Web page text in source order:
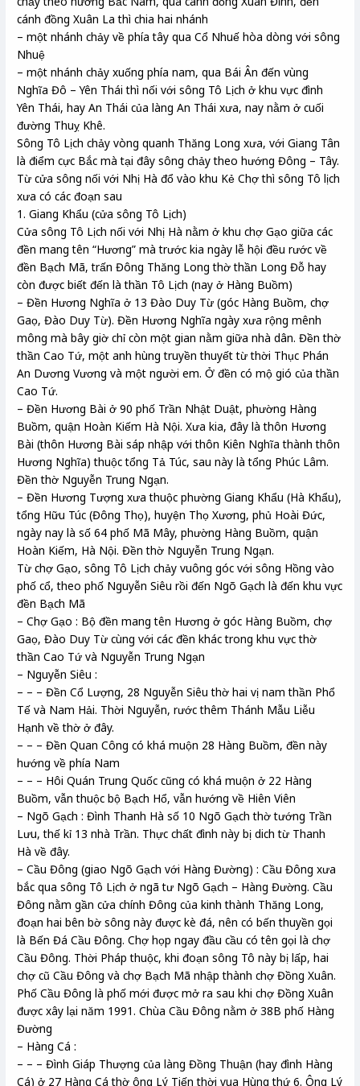
cánh đồng Xuân La thì chia hai nhánh
– một nhánh chảy về phía tây qua Cổ Nhuế hòa dòng với sông
Nhuệ
– một nhánh chảy xuống phía nam, qua Bái Ân đến vùng
Nghĩa Đô – Yên Thái thì nối với sông Tô Lịch ở khu vực đình
Yên Thái, hay An Thái của làng An Thái xưa, nay nằm ở cuối
đường Thuỵ Khê.
Sông Tô Lịch chảy vòng quanh Thăng Long xưa, với Giang Tân
là điểm cực Bắc mà tại đây sông chảy theo hướng Đông – Tây.
Từ cửa sông nối với Nhị Hà đổ vào khu Kẻ Chợ thì sông Tô lịch
xưa có các đoạn sau
1. Giang Khẩu (cửa sông Tô Lịch)
Cửa sông Tô Lịch nối với Nhị Hà nằm ở khu chợ Gạo giữa các
đền mang tên “Hương” mà trước kia ngày lễ hội đều rước về
đền Bạch Mã, trấn Đông Thăng Long thờ thần Long Đỗ hay
còn được biết đến là thần Tô Lịch (nay ở Hàng Buồm)
– Đền Hương Nghĩa ở 13 Đào Duy Từ (góc Hàng Buồm, chợ
Gaọ, Đào Duy Từ). Đền Hương Nghĩa ngày xưa rộng mênh
mông mà bây giờ chỉ còn một gian nằm giữa nhà dân. Đền thờ
thần Cao Tứ, một anh hùng truyền thuyết từ thời Thục Phán
An Dương Vương và một người em. Ở đền có mộ gió của thần
Cao Tứ.
– Đền Hương Bài ở 90 phố Trần Nhật Duật, phường Hàng
Buồm, quận Hoàn Kiếm Hà Nội. Xưa kia, đây là thôn Hương
Bài (thôn Hương Bài sáp nhập với thôn Kiên Nghĩa thành thôn
Hương Nghĩa) thuộc tổng Tả Túc, sau này là tổng Phúc Lâm.
Đền thờ Nguyễn Trung Ngạn.
– Đền Hương Tượng xưa thuộc phường Giang Khẩu (Hà Khẩu),
tổng Hữu Túc (Đông Thọ), huyện Thọ Xương, phủ Hoài Đức,
ngày nay là số 64 phố Mã Mây, phường Hàng Buồm, quận
Hoàn Kiếm, Hà Nội. Đền thờ Nguyễn Trung Ngạn.
Từ chợ Gạo, sông Tô Lịch chảy vuông góc với sông Hồng vào
phố cổ, theo phố Nguyễn Siêu rồi đến Ngõ Gạch là đến khu vực
đền Bạch Mã
– Chợ Gạo : Bộ đền mang tên Hương ở góc Hàng Buồm, chợ
Gaọ, Đào Duy Từ cùng với các đền khác trong khu vực thờ
thần Cao Tứ và Nguyễn Trung Ngạn
– Nguyễn Siêu :
– – – Đền Cổ Lượng, 28 Nguyễn Siêu thờ hai vị nam thần Phổ
Tế và Nam Hải. Thời Nguyễn, rước thêm Thánh Mẫu Liễu
Hạnh về thờ ở đây.
– – – Đền Quan Công có khá muộn 28 Hàng Buồm, đền này
hướng về phía Nam
– – – Hôi Quán Trung Quốc cũng có khá muộn ở 22 Hàng
Buồm, vẫn thuộc bộ Bạch Hổ, vẫn hướng về Hiên Viên
– Ngõ Gạch : Đình Thanh Hà số 10 Ngõ Gạch thờ tướng Trần
Lưu, thế kỉ 13 nhà Trần. Thực chất đình này bị dich từ Thanh
Hà về đây.
– Cầu Đông (giao Ngõ Gạch với Hàng Đường) : Cầu Đông xưa
bắc qua sông Tô Lịch ở ngã tư Ngõ Gạch – Hàng Đường. Cầu
Đông nằm gần cửa chính Đông của kinh thành Thăng Long,
đoạn hai bên bờ sông này được kè đá, nên có bến thuyền gọi
là Bến Đá Cầu Đông. Chợ họp ngay đầu cầu có tên gọi là chợ
Cầu Đông. Thời Pháp thuộc, khi đoạn sông Tô này bị lấp, hai
chợ cũ Cầu Đông và chợ Bạch Mã nhập thành chợ Đồng Xuân.
Phố Cầu Đông là phố mới được mở ra sau khi chợ Đồng Xuân
được xây lại năm 1991. Chùa Cầu Đông nằm ở 38B phố Hàng
Đường
– Hàng Cá :
– – – Đình Giáp Thượng của làng Đồng Thuận (hay đình Hàng
Cá) ở 27 Hàng Cá thờ ông Lý Tiến thời vua Hùng thứ 6. Ông Lý